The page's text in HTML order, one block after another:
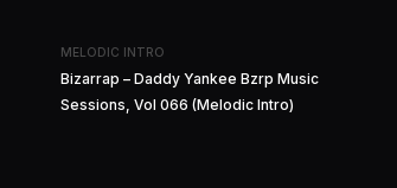
MELODIC INTRO
Bizarrap – Daddy Yankee Bzrp Music
Sessions, Vol 066 (Melodic Intro)